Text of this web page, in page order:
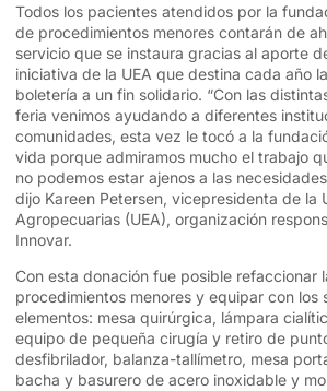
Todos los pacientes atendidos por la
de procedimientos menores contarán de
servicio que se instaura gracias al aporte
iniciativa de la UEA que destina cada año
boletería a un fin solidario. “Con las
feria venimos ayudando a diferentes
comunidades, esta vez le tocó a la
vida porque admiramos mucho el trabajo
no podemos estar ajenos a las
dijo Kareen Petersen, vicepresidenta de la
Agropecuarias (UEA), organización
Innovar.
Con esta donación fue posible refaccionar
procedimientos menores y equipar con los
elementos: mesa quirúrgica, lámpara
equipo de pequeña cirugía y retiro de
desfibrilador, balanza-tallímetro, mesa
bacha y basurero de acero inoxidable y